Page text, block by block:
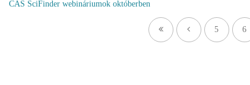
CAS SciFinder webináriumok októberben
5 6